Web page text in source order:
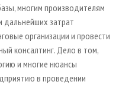
многим производителям
дальнейших затрат
организации и провести
консалтинг. Дело в том,
и многие нюансы
в проведении